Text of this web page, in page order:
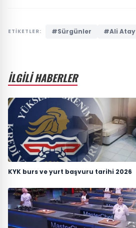
ETİKETLER: #Sürgünler #Ali Atay
İLGİLİ HABERLER
KYK burs ve yurt başvuru tarihi 2026